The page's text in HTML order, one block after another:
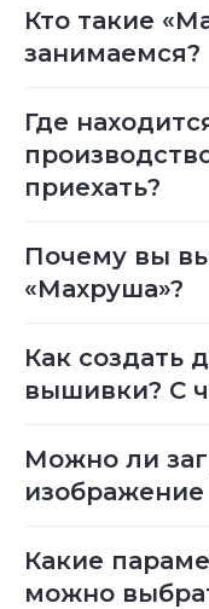
Кто такие
занимаемся?
Где
приехать?
Почему вы
«Махруша»?
Как создать
вышивки? С
Можно ли
Какие
можно